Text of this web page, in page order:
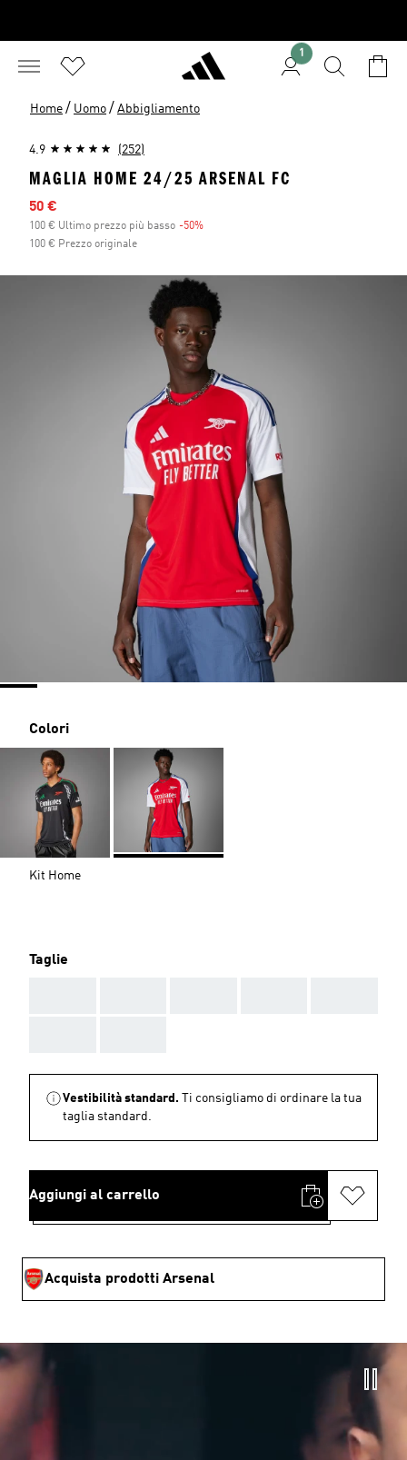
1
Home / Uomo / Abbigliamento
4.9 (252)
MAGLIA HOME 24/25 ARSENAL FC
Prezzo scontato
50 €
100 € Ultimo prezzo più basso -50%
100 € Prezzo originale
Colori
Kit Home
Taglie
Vestibilità standard.
Ti consigliamo di ordinare la tua
taglia standard.
Aggiungi al carrello
Acquista prodotti Arsenal